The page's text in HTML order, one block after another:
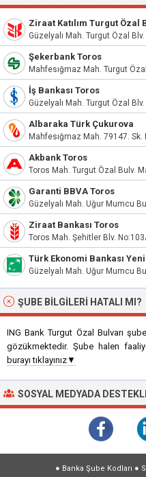
Ziraat Katılım Turgut Özal
Güzelyalı Mah. Turgut Özal
Şekerbank Toros
Mahfesığmaz Mah. Turgut
İş Bankası Toros
Güzelyalı Mah. Turgut Özal
Albaraka Türk Çukurova
Mahfesığmaz Mah. 79147.
Akbank Toros
Garanti BBVA Toros
Güzelyalı Mah. Uğur Mumcu
Ziraat Bankası Toros
Toros Mah. Şehitler Blv.
Türk Ekonomi Bankası
Güzelyalı Mah. Uğur Mumcu
ŞUBE BILGILERI HATALI MI?
ING Bank Turgut Özal Bulvarı
gözükmektedir. Şube halen
burayı tıklayınız▼
SOSYAL MEDYADA
● Banka Şube Kodları ●